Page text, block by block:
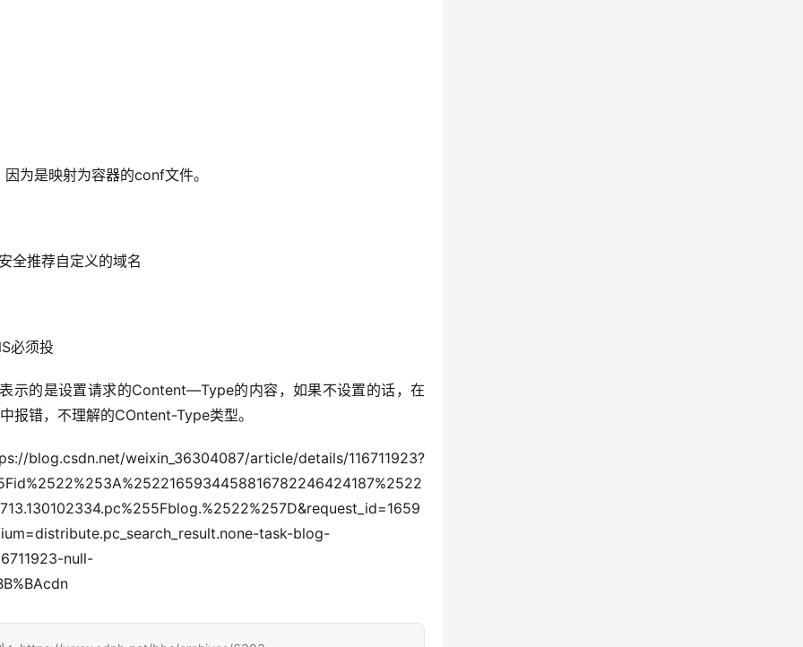
为是映射为容器的conf文件。
全推荐自定义的域名
必须投
示的是设置请求的Content—Type的内容，如果不设置的话，在
报错，不理解的COntent-Type类型。
article/details/116711923?
task-blog-
null-